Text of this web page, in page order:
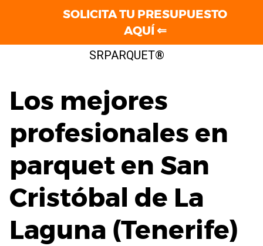
SRPARQUET®
Los mejores
profesionales en
parquet en San
Cristóbal de La
Laguna (Tenerife)
SOLICITA TU PRESUPUESTO
AQUÍ ⇐